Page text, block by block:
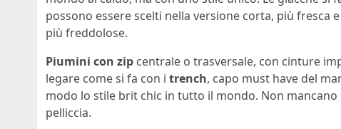
possono essere scelti nella versione corta, più fresca
più freddolose.
Piumini con zip centrale o trasversale, con cinture
legare come si fa con i trench, capo must have del
modo lo stile brit chic in tutto il mondo. Non
pelliccia.